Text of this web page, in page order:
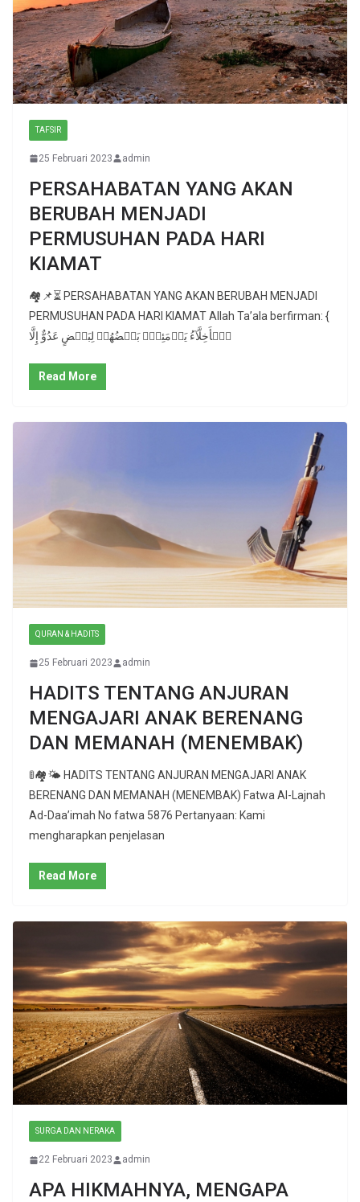
TAFSIR
25 Februari 2023 admin
PERSAHABATAN YANG AKAN
BERUBAH MENJADI
PERMUSUHAN PADA HARI
KIAMAT
🏘📌⏳ PERSAHABATAN YANG AKAN BERUBAH MENJADI
PERMUSUHAN PADA HARI KIAMAT Allah Ta’ala berfirman: {
ٱلۡأَخِلَّآءُ يَوۡمَئِذِۭ بَعۡضُهُمۡ لِبَعۡضٍ عَدُوٌّ إِلَّا
Read More
QURAN & HADITS
25 Februari 2023 admin
HADITS TENTANG ANJURAN
MENGAJARI ANAK BERENANG
DAN MEMANAH (MENEMBAK)
🚦🏘🌤 HADITS TENTANG ANJURAN MENGAJARI ANAK
BERENANG DAN MEMANAH (MENEMBAK) Fatwa Al-Lajnah
Ad-Daa’imah No fatwa 5876 Pertanyaan: Kami
mengharapkan penjelasan
Read More
SURGA DAN NERAKA
22 Februari 2023 admin
APA HIKMAHNYA, MENGAPA